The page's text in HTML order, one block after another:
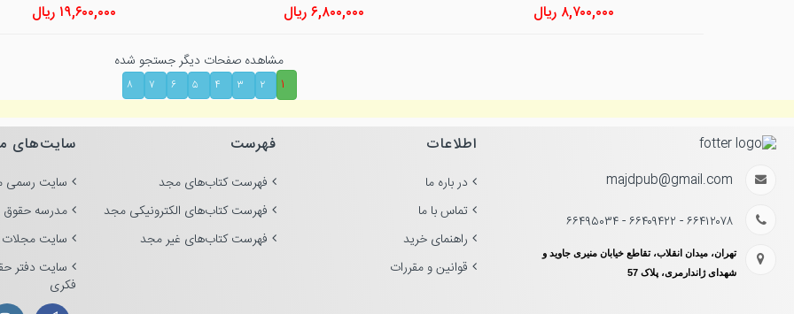
۸,۷۰۰,۰۰۰ ریال ۶,۸۰۰,۰۰۰ریال ۱۹,۶۰۰,۰۰۰ ریال
مشاهده صفحات دیگر جستجو شده
۱
۲ ۳ ۴ ۵ ۶ ۷ ۸
majdpub@gmail.com
۶۶۴۱۲۰۷۸ - ۶۶۴۰۹۴۲۲ - ۶۶۴۹۵۰۳۴
تهران، میدان انقلاب، تقاطع خیابان منیری جاوید و
شهدای ژاندارمری، پلاک 57
اطلاعات
در باره ما
تماس با ما
راهنمای خرید
قوانین و مقررات
فهرست
فهرست کتاب‌های مجد
فهرست کتاب‌های الکترونیکی مجد
فهرست کتاب‌های غیر مجد
سایت‌های
سایت رسمی
مدرسه
سایت
سایت دفتر
فکری